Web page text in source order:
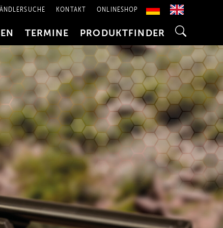
KONTAKT ONLINESHOP
TERMINE PRODUKTFINDER